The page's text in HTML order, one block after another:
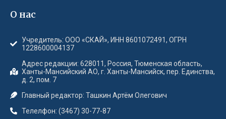
О нас
Учредитель: ООО «СКАЙ», ИНН 8601072491, ОГРН
1228600004137
Адрес редакции: 628011, Россия, Тюменская область,
Ханты-Мансийский АО, г. Ханты-Мансийск, пер. Единства,
д. 2, пом. 7
Главный редактор: Ташкин Артём Олегович
Телелфон: (3467) 30-77-87